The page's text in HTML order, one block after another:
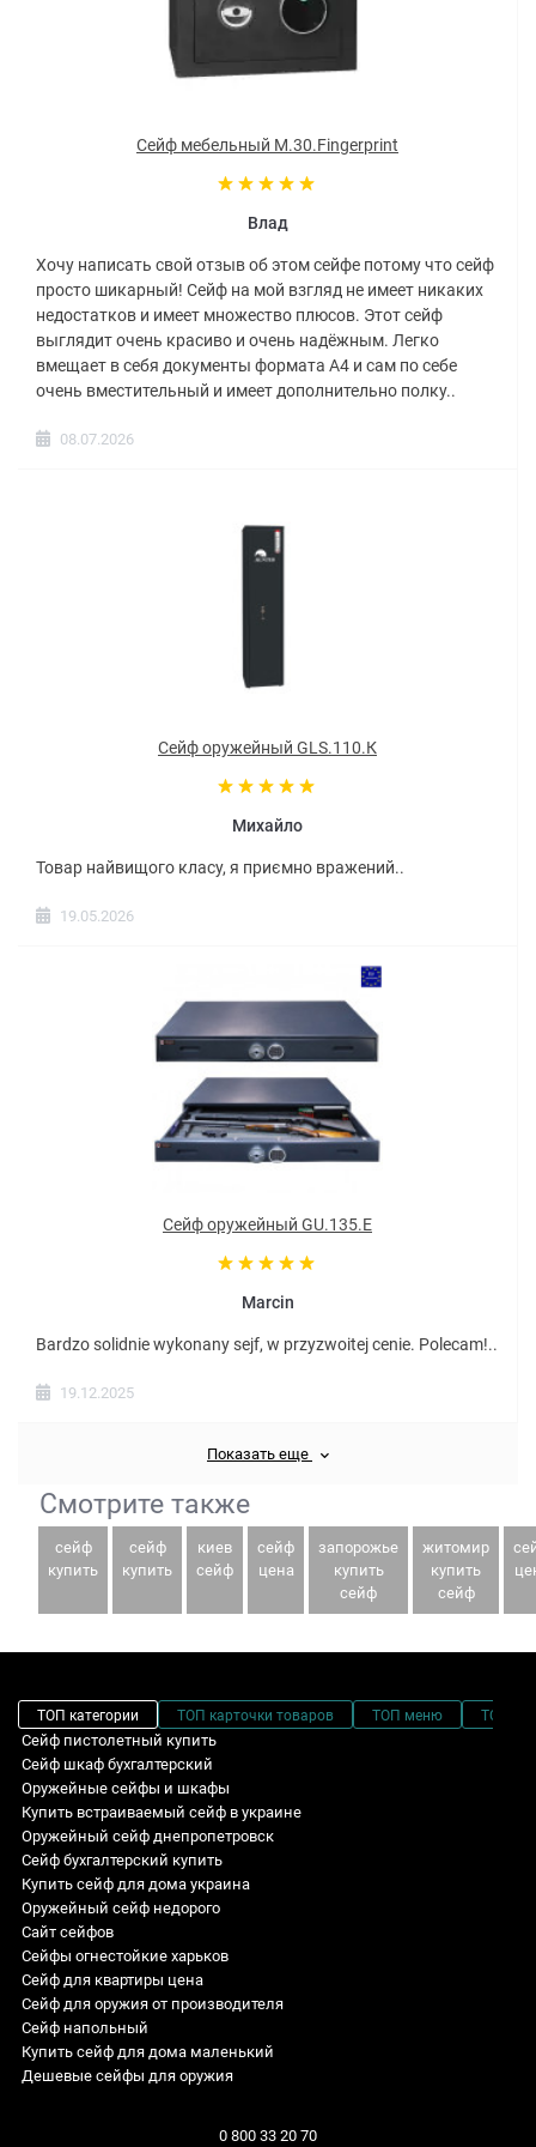
Сейф мебельный M.30.Fingerprint
Влад
Хочу написать свой отзыв об этом сейфе потому что сейф
просто шикарный! Сейф на мой взгляд не имеет никаких
недостатков и имеет множество плюсов. Этот сейф
выглядит очень красиво и очень надёжным. Легко
вмещает в себя документы формата А4 и сам по себе
очень вместительный и имеет дополнительно полку..
08.07.2026
Сейф оружейный GLS.110.К
Михайло
Товар найвищого класу, я приємно вражений..
19.05.2026
Сейф оружейный GU.135.E
Marcin
Bardzo solidnie wykonany sejf, w przyzwoitej cenie. Polecam!..
19.12.2025
Показать еще
Смотрите также
сейф
купить
сейф
купить
киев
сейф
сейф
цена
запорожье
купить
сейф
житомир
купить
сейф
ТОП категории ТОП карточки товаров ТОП меню ТОП
Сейф пистолетный купить
Сейф шкаф бухгалтерский
Оружейные сейфы и шкафы
Купить встраиваемый сейф в украине
Оружейный сейф днепропетровск
Сейф бухгалтерский купить
Купить сейф для дома украина
Оружейный сейф недорого
Сайт сейфов
Сейфы огнестойкие харьков
Сейф для квартиры цена
Сейф для оружия от производителя
Сейф напольный
Купить сейф для дома маленький
Дешевые сейфы для оружия
0 800 33 20 70